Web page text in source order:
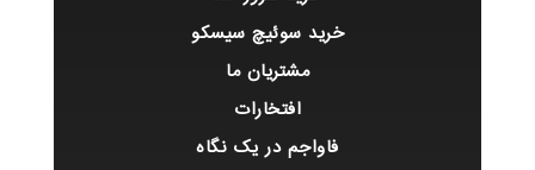
خرید سوئیچ سیسکو
مشتریان ما
افتخارات
فاواجم در یک نگاه